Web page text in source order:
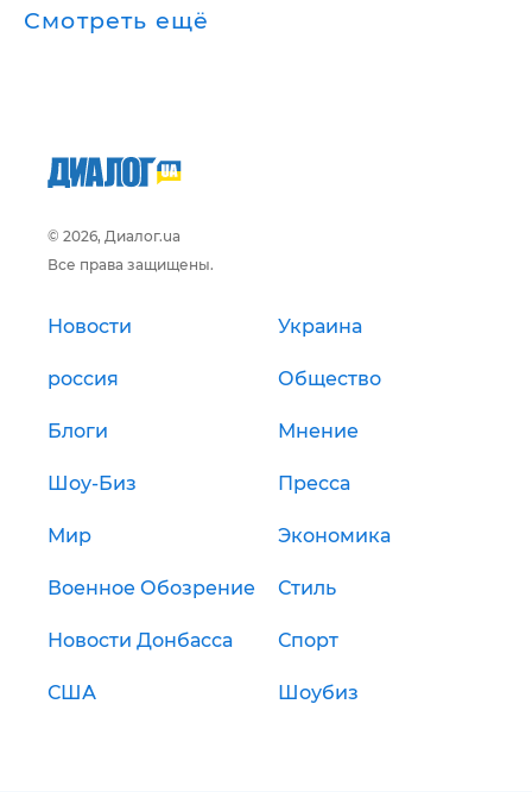
Смотреть ещё
© 2026, Диалог.ua
Все права защищены.
Новости Украина
россия Общество
Блоги Мнение
Шоу-Биз Пресса
Мир Экономика
Военное Обозрение Стиль
Новости Донбасса Спорт
США Шоубиз